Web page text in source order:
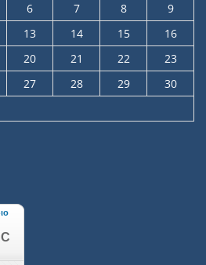
6 7 8
9
13 14 15
16
20 21 22
23
27 28 29
30